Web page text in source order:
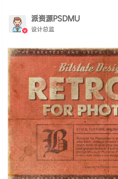
派资源PSDMU
设计总监